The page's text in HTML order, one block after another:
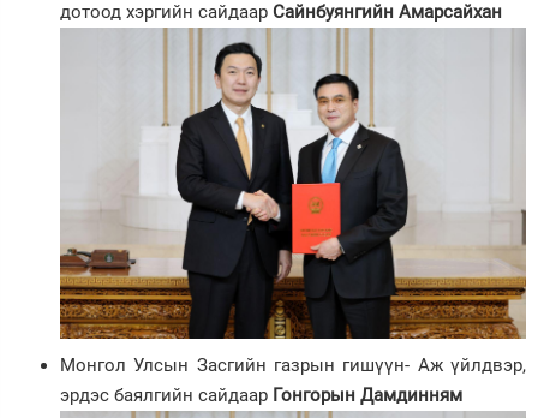
дотоод хэргийн сайдаар Сайнбуянгийн Амарсайхан
Монгол Улсын Засгийн газрын гишүүн- Аж үйлдвэр,
эрдэс баялгийн сайдаар Гонгорын Дамдинням